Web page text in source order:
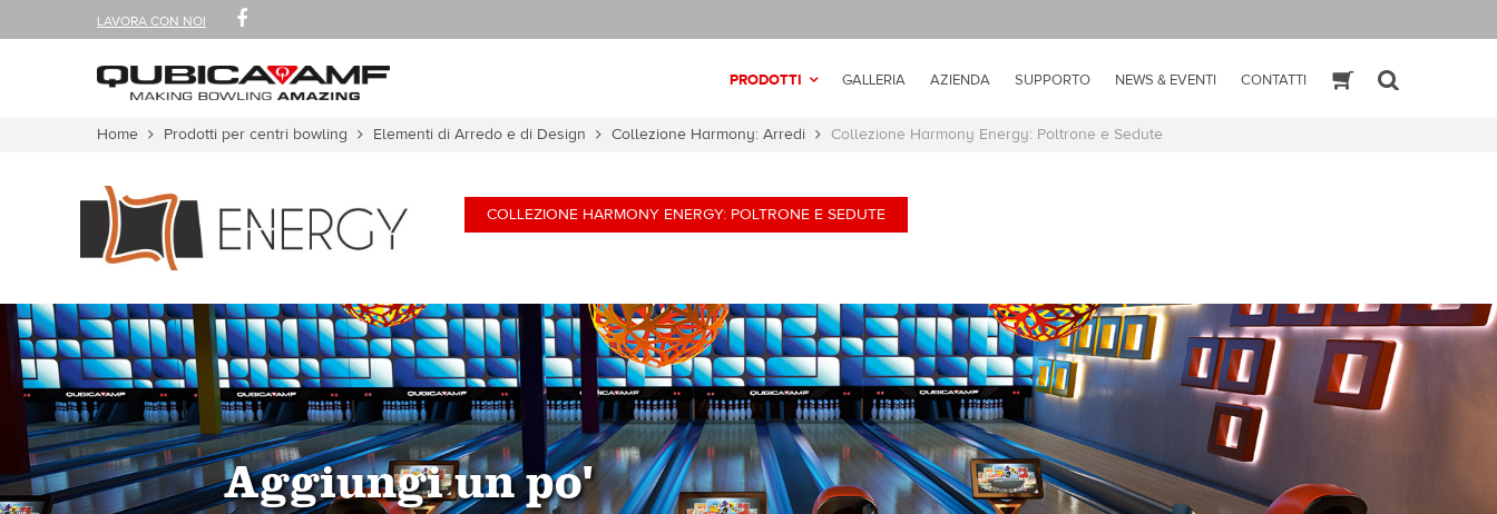
LAVORA CON NOI
SEGUICI
SU
FACEBOOK
Sezioni PRODOTTI GALLERIA AZIENDA SUPPORTO NEWS & EVENTI CONTATTIESHOP
Tu
Home Prodotti per centri bowling Elementi di Arredo e di Design Collezione Harmony: Arredi Collezione Harmony Energy: Poltrone e Sedute
COLLEZIONE HARMONY ENERGY: POLTRONE E SEDUTE
Aggiungi un po'